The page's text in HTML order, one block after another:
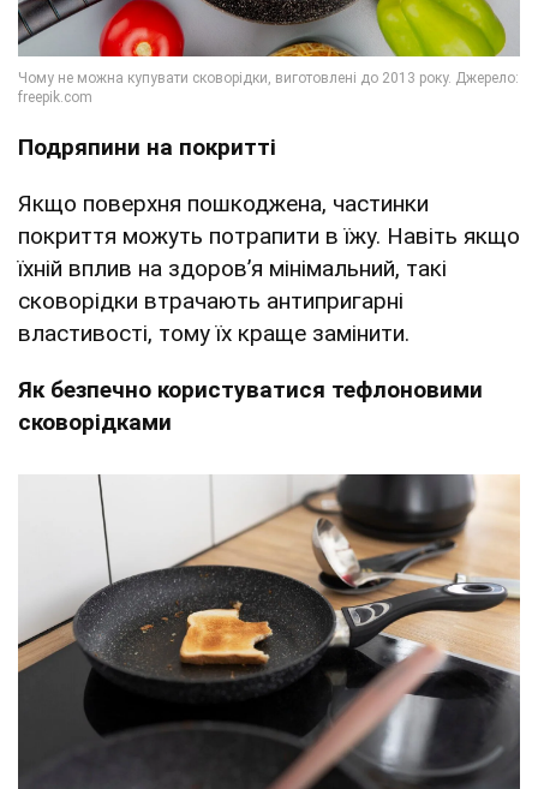
Подряпини на покритті
Якщо поверхня пошкоджена, частинки
покриття можуть потрапити в їжу. Навіть якщо
їхній вплив на здоров’я мінімальний, такі
сковорідки втрачають антипригарні
властивості, тому їх краще замінити.
Як безпечно користуватися тефлоновими
сковорідками